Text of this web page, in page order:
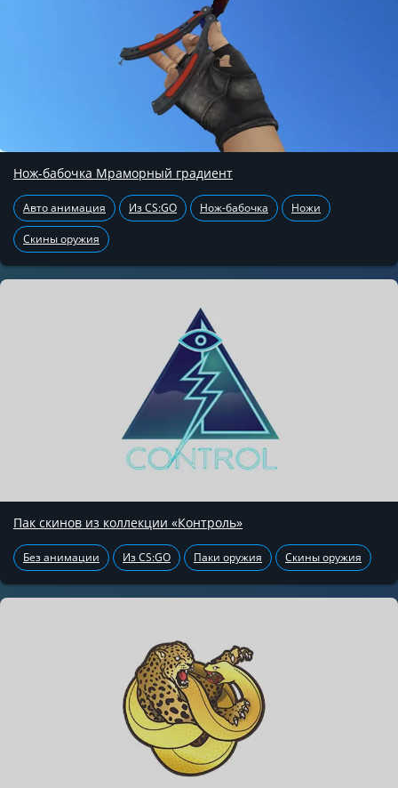
Нож-бабочка Мраморный градиент
Авто анимация Из CS:GO Нож-бабочка Ножи
Скины оружия
Пак скинов из коллекции «Контроль»
Без анимации Из CS:GO Паки оружия Скины оружия